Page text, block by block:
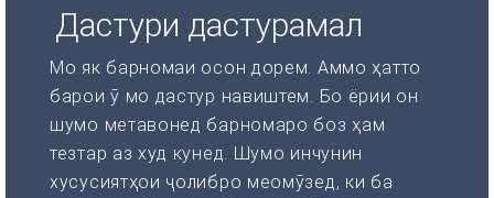
Дастури дастурамал
Мо як барномаи осон дорем. Аммо ҳатто
барои ӯ мо дастур навиштем. Бо ёрии он
шумо метавонед барномаро боз ҳам
тезтар аз худ кунед. Шумо инчунин
хусусиятҳои ҷолибро меомӯзед, ки ба